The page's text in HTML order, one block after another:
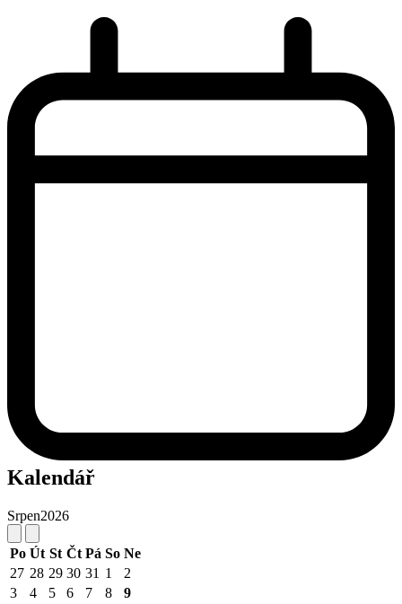
Kalendář
Srpen2026
Po Út St Čt Pá So Ne
27 28 29 30 31 1
2
3
4 5 6 7 8
9